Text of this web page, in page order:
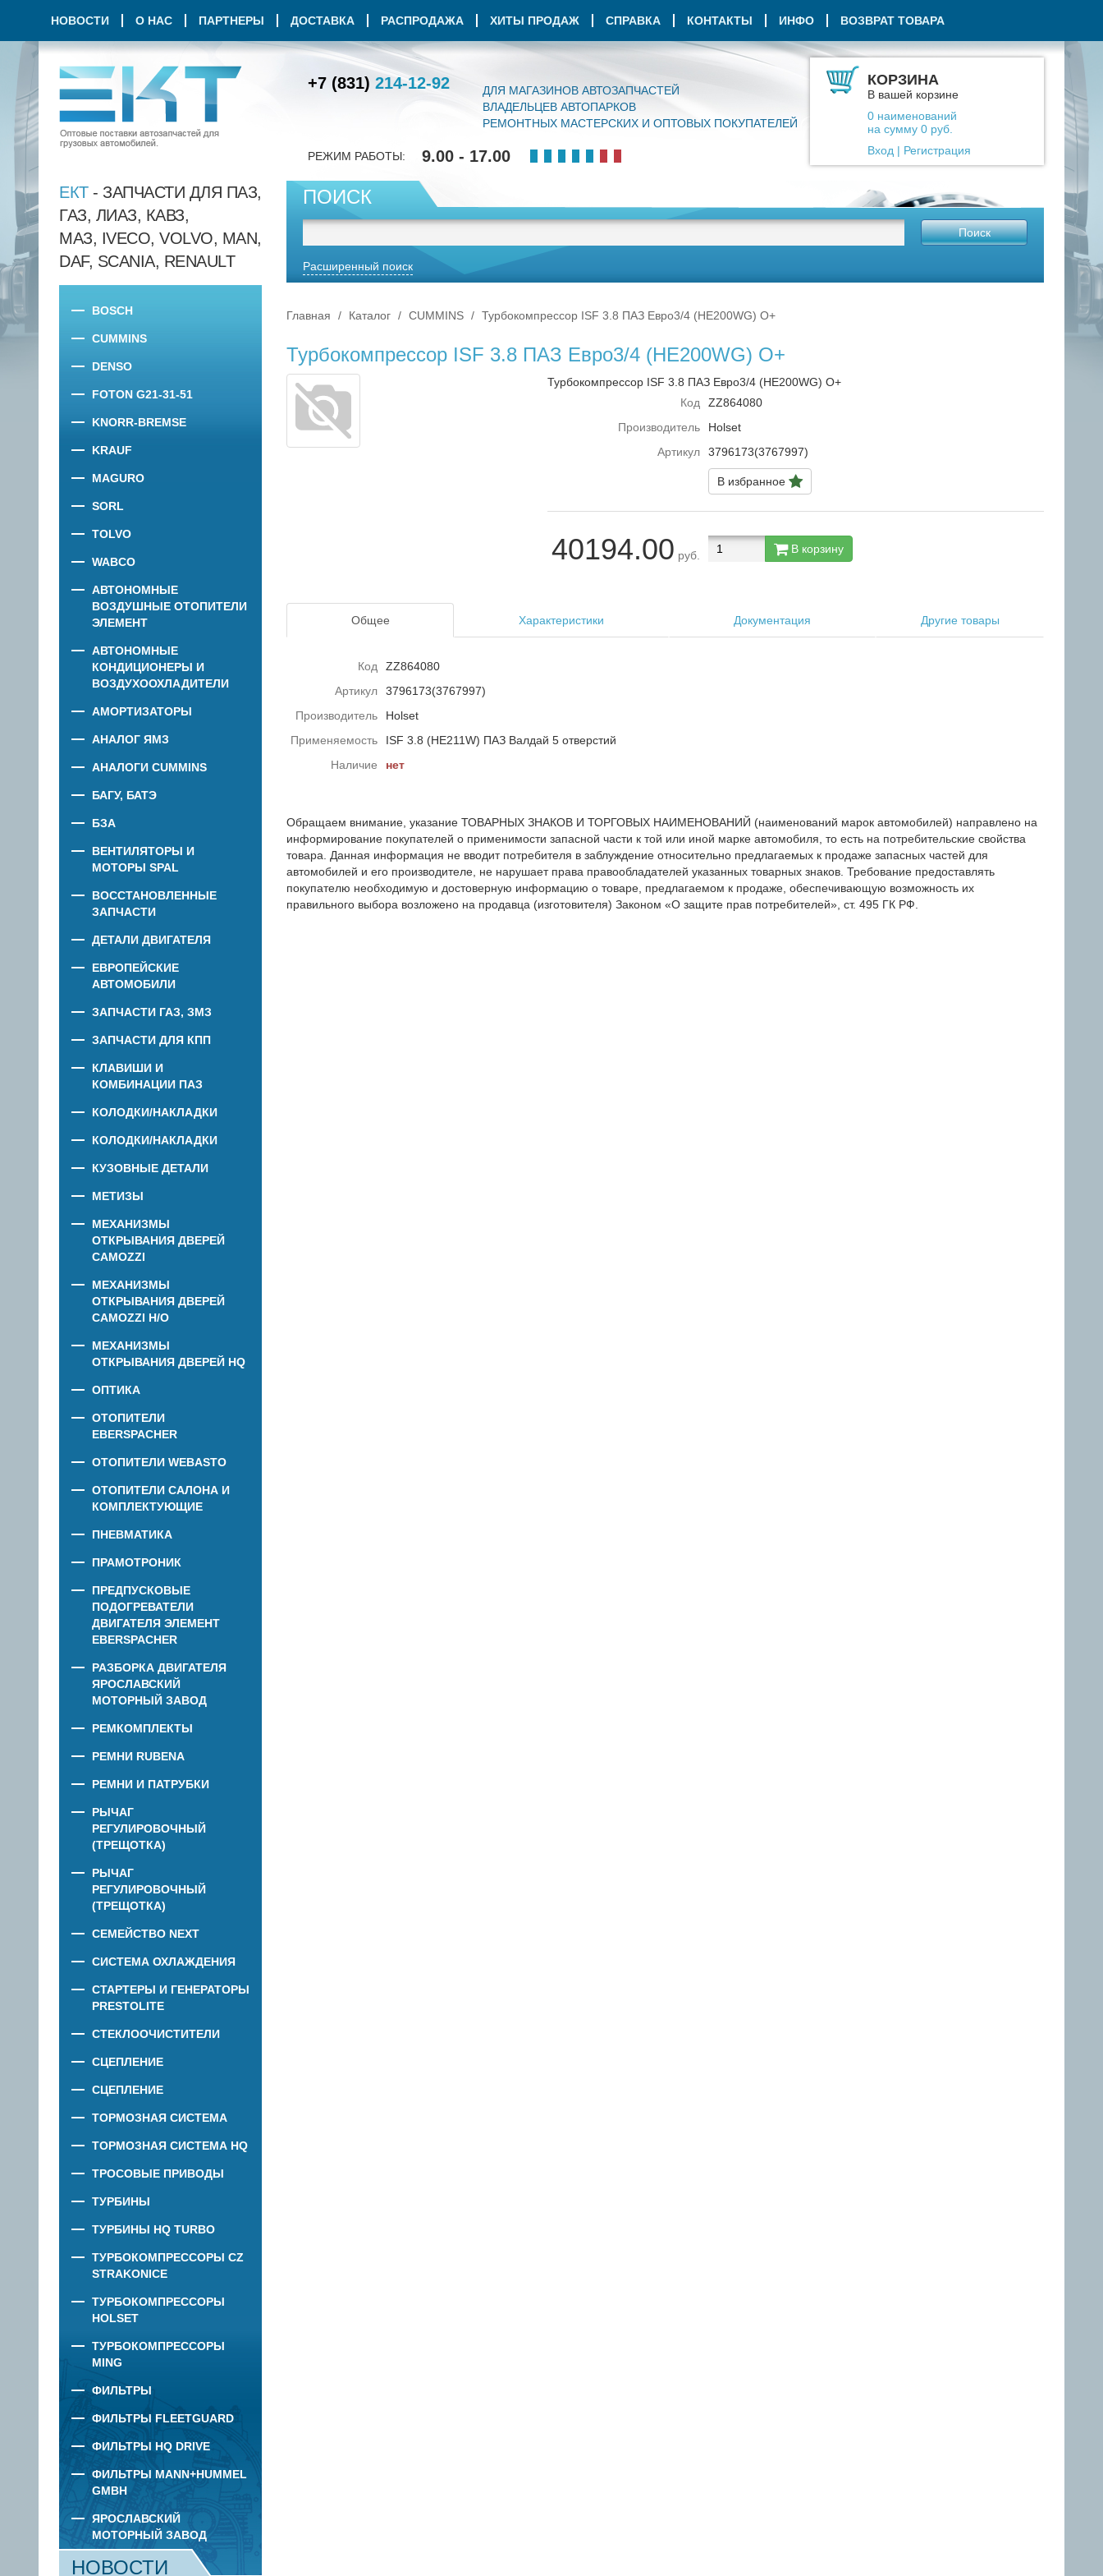
КОРЗИНА
В вашей корзине
0 наименований
на сумму 0 руб.
Вход | Регистрация
НОВОСТИ О НАС ПАРТНЕРЫ ДОСТАВКА РАСПРОДАЖА ХИТЫ ПРОДАЖ СПРАВКА КОНТАКТЫ ИНФО ВОЗВРАТ ТОВАРА
+7 (831) 214-12-92
ДЛЯ МАГАЗИНОВ АВТОЗАПЧАСТЕЙ
ВЛАДЕЛЬЦЕВ АВТОПАРКОВ
РЕМОНТНЫХ МАСТЕРСКИХ И ОПТОВЫХ ПОКУПАТЕЛЕЙ
РЕЖИМ РАБОТЫ:
9.00 - 17.00
ЕКТ- ЗАПЧАСТИ ДЛЯ ПАЗ,
ГАЗ, ЛИАЗ, КАВЗ,
МАЗ, IVECO, VOLVO, MAN,
DAF, SCANIA, RENAULT
BOSCH
CUMMINS
DENSO
FOTON G21-31-51
KNORR-BREMSE
KRAUF
MAGURO
SORL
TOLVO
WABCO
АВТОНОМНЫЕ
ВОЗДУШНЫЕ ОТОПИТЕЛИ
ЭЛЕМЕНТ
АВТОНОМНЫЕ
КОНДИЦИОНЕРЫ И
ВОЗДУХООХЛАДИТЕЛИ
АМОРТИЗАТОРЫ
АНАЛОГ ЯМЗ
АНАЛОГИ CUMMINS
БАГУ, БАТЭ
БЗА
ВЕНТИЛЯТОРЫ И
МОТОРЫ SPAL
ВОССТАНОВЛЕННЫЕ
ЗАПЧАСТИ
ДЕТАЛИ ДВИГАТЕЛЯ
ЕВРОПЕЙСКИЕ
АВТОМОБИЛИ
ЗАПЧАСТИ ГАЗ, ЗМЗ
ЗАПЧАСТИ ДЛЯ КПП
КЛАВИШИ И
КОМБИНАЦИИ ПАЗ
КОЛОДКИ/НАКЛАДКИ
КОЛОДКИ/НАКЛАДКИ
КУЗОВНЫЕ ДЕТАЛИ
МЕТИЗЫ
МЕХАНИЗМЫ
ОТКРЫВАНИЯ ДВЕРЕЙ
CAMOZZI
МЕХАНИЗМЫ
ОТКРЫВАНИЯ ДВЕРЕЙ
CAMOZZI Н/О
МЕХАНИЗМЫ
ОТКРЫВАНИЯ ДВЕРЕЙ HQ
ОПТИКА
ОТОПИТЕЛИ
EBERSPACHER
ОТОПИТЕЛИ WEBASTO
ОТОПИТЕЛИ САЛОНА И
КОМПЛЕКТУЮЩИЕ
ПНЕВМАТИКА
ПРАМОТРОНИК
ПРЕДПУСКОВЫЕ
ПОДОГРЕВАТЕЛИ
ДВИГАТЕЛЯ ЭЛЕМЕНТ
EBERSPACHER
РАЗБОРКА ДВИГАТЕЛЯ
ЯРОСЛАВСКИЙ
МОТОРНЫЙ ЗАВОД
РЕМКОМПЛЕКТЫ
РЕМНИ RUBENA
РЕМНИ И ПАТРУБКИ
РЫЧАГ
РЕГУЛИРОВОЧНЫЙ
(ТРЕЩОТКА)
РЫЧАГ
РЕГУЛИРОВОЧНЫЙ
(ТРЕЩОТКА)
СЕМЕЙСТВО NEXT
СИСТЕМА ОХЛАЖДЕНИЯ
СТАРТЕРЫ И ГЕНЕРАТОРЫ
PRESTOLITE
СТЕКЛООЧИСТИТЕЛИ
СЦЕПЛЕНИЕ
СЦЕПЛЕНИЕ
ТОРМОЗНАЯ СИСТЕМА
ТОРМОЗНАЯ СИСТЕМА HQ
ТРОСОВЫЕ ПРИВОДЫ
ТУРБИНЫ
ТУРБИНЫ HQ TURBO
ТУРБОКОМПРЕССОРЫ CZ
STRAKONICE
ТУРБОКОМПРЕССОРЫ
HOLSET
ТУРБОКОМПРЕССОРЫ
MING
ФИЛЬТРЫ
ФИЛЬТРЫ FLEETGUARD
ФИЛЬТРЫ HQ DRIVE
ФИЛЬТРЫ MANN+HUMMEL
GMBH
ЯРОСЛАВСКИЙ
МОТОРНЫЙ ЗАВОД
НОВОСТИ
ПОИСК
Поиск
Расширенный поиск
Главная Каталог CUMMINS Турбокомпрессор ISF 3.8 ПАЗ Евро3/4 (HE200WG) О+
Турбокомпрессор ISF 3.8 ПАЗ Евро3/4 (HE200WG) О+
Турбокомпрессор ISF 3.8 ПАЗ Евро3/4 (HE200WG) О+
Код
ZZ864080
Производитель
Holset
Артикул
3796173(3767997)
В избранное
40194.00 руб. В корзину
Общее Характеристики Документация Другие товары
Код
ZZ864080
Артикул
3796173(3767997)
Производитель
Holset
Применяемость
ISF 3.8 (HE211W) ПАЗ Валдай 5 отверстий
Наличие
нет
Обращаем внимание, указание ТОВАРНЫХ ЗНАКОВ И ТОРГОВЫХ НАИМЕНОВАНИЙ (наименований марок автомобилей) направлено на
информирование покупателей о применимости запасной части к той или иной марке автомобиля, то есть на потребительские свойства
товара. Данная информация не вводит потребителя в заблуждение относительно предлагаемых к продаже запасных частей для
автомобилей и его производителе, не нарушает права правообладателей указанных товарных знаков. Требование предоставлять
покупателю необходимую и достоверную информацию о товаре, предлагаемом к продаже, обеспечивающую возможность их
правильного выбора возложено на продавца (изготовителя) Законом «О защите прав потребителей», ст. 495 ГК РФ.